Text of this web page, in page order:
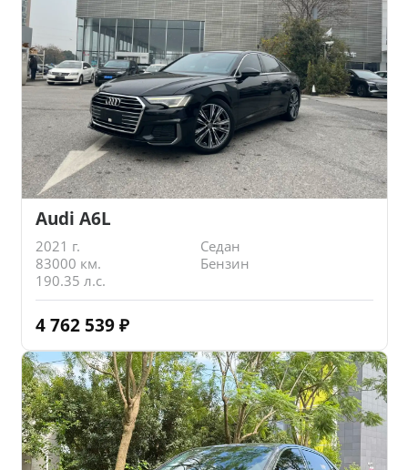
Audi A6L
2021 г.
Седан
83000 км.
Бензин
190.35 л.с.
4 762 539 ₽